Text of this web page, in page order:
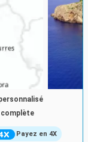
Payez en 4X
complète